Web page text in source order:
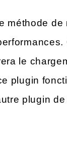
méthode
le
plugin
plugin